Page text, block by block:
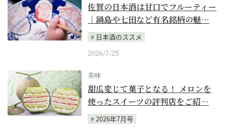
佐賀の日本酒は甘口でフルーティー
｜鍋島や七田など有名銘柄の魅…
日本酒のススメ
2026/7/25
美味
甜瓜変じて菓子となる！ メロンを
使ったスイーツの評判店をご紹…
2026年7月号